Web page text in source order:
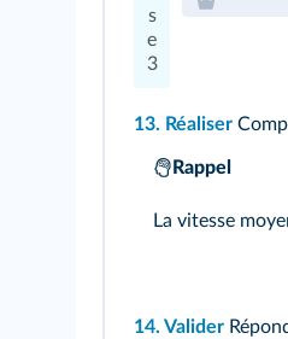
s
e
3
13. Réaliser
Rappel
La vitesse
14. Valider